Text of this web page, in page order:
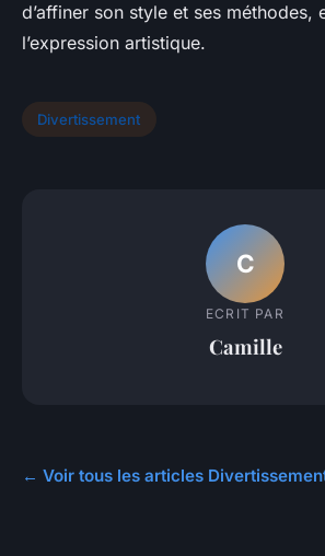
d’affiner son style et ses méthodes,
l’expression artistique.
Divertissement
C
ECRIT PAR
Camille
← Voir tous les articles